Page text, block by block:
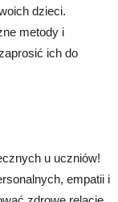
dzieci.
metody i
ich do
u uczniów!
empatii i